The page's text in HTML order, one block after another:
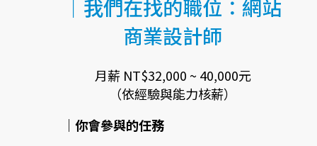
｜我們在找的職位：網站
商業設計師
月薪 NT$32,000 ~ 40,000元
（依經驗與能力核薪）
｜你會參與的任務